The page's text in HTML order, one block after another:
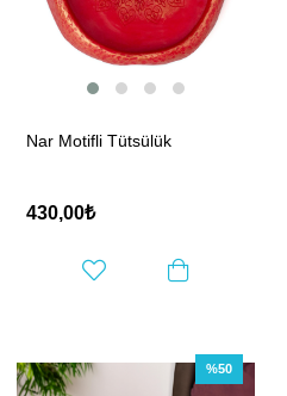
Nar Motifli Tütsülük
430,00₺
%50